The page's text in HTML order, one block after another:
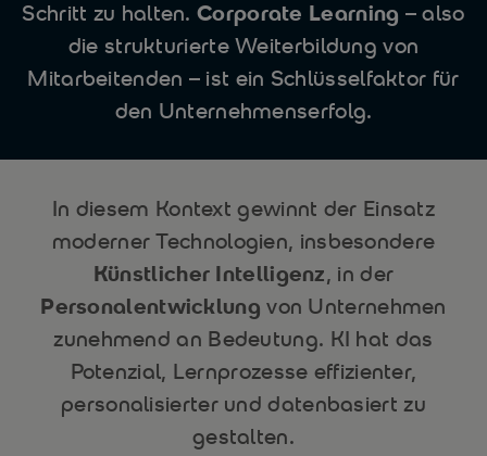
Schritt zu halten.Corporate Learning – also
die strukturierte Weiterbildung von
Mitarbeitenden – ist ein Schlüsselfaktor für
den Unternehmenserfolg.
In diesem Kontext gewinnt der Einsatz
moderner Technologien, insbesondere
Künstlicher Intelligenz, in der
Personalentwicklungvon Unternehmen
zunehmend an Bedeutung. KI hat das
Potenzial, Lernprozesse effizienter,
personalisierter und datenbasiert zu
gestalten.